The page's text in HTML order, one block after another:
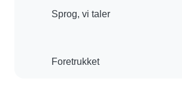
Sprog, vi taler
Foretrukket